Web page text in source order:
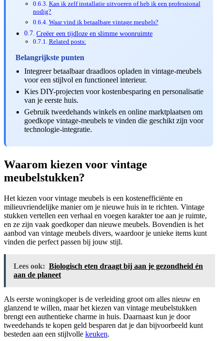
Kan ik zelf installatie uitvoeren of heb ik een professional
nodig?
Waar vind ik betaalbare vintage meubels?
Creëer een tijdloze en slimme woonruimte
Related posts:
Belangrijkste punten
Integreer betaalbaar draadloos opladen in vintage-meubels
voor een stijlvol en functioneel interieur.
Kies DIY-projecten voor kostenbesparing en personalisatie
van je eerste huis.
Gebruik tweedehands winkels en online marktplaatsen om
goedkope vintage-meubels te vinden die geschikt zijn voor
technologie-integratie.
Waarom kiezen voor vintage
meubelstukken?
Het kiezen voor vintage meubels is een kostenefficiënte en
milieuvriendelijke manier om je nieuwe huis in te richten. Vintage
stukken vertellen een verhaal en voegen karakter toe aan je ruimte,
en ze zijn vaak goedkoper dan nieuwe meubels. Bovendien is het
aanbod van vintage meubels divers, waardoor je unieke items kunt
vinden die perfect passen bij jouw stijl.
Lees ook: Biologisch eten draagt bij aan je gezondheid én
aan de planeet
Als eerste woningkoper is de verleiding groot om alles nieuw en
glanzend te willen, maar het kiezen van vintage meubelstukken
brengt een authentieke charme in huis. Daarnaast kun je door
tweedehands te kopen geld besparen dat je dan bijvoorbeeld kunt
besteden aan een stijlvolle keuken.